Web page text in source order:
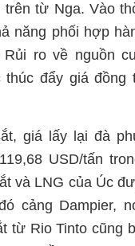
trên từ Nga. Vào
năng phối hợp
ro về nguồn
đẩy giá đồng
giá lấy lại đà
USD/tấn
và LNG của Úc
cảng Dampier,
từ Rio Tinto cũng